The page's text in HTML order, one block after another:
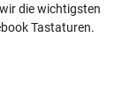
die wichtigsten
Tastaturen.